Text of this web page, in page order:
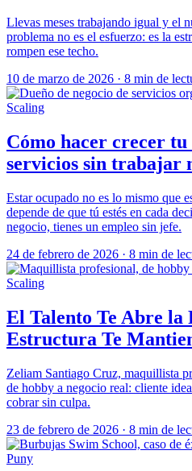
Llevas meses trabajando igual y el
problema no es el esfuerzo: es la
rompen ese techo.
10 de marzo de 2026 · 8 min de
Scaling
Cómo hacer crecer tu
servicios sin trabajar
Estar ocupado no es lo mismo que
depende de que tú estés en cada
negocio, tienes un empleo sin jefe.
24 de febrero de 2026 · 8 min de
Scaling
El Talento Te Abre la
Estructura Te
Zeliam Santiago Cruz, maquillista
de hobby a negocio real: cliente
cobrar sin culpa.
23 de febrero de 2026 · 8 min de
Puny